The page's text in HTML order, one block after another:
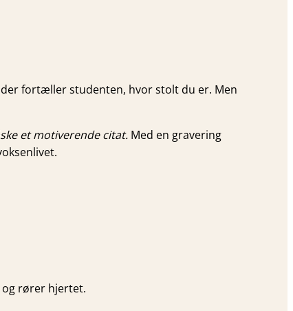
fortæller studenten, hvor stolt du er. Men
et motiverende citat. Med en gravering
og rører hjertet.